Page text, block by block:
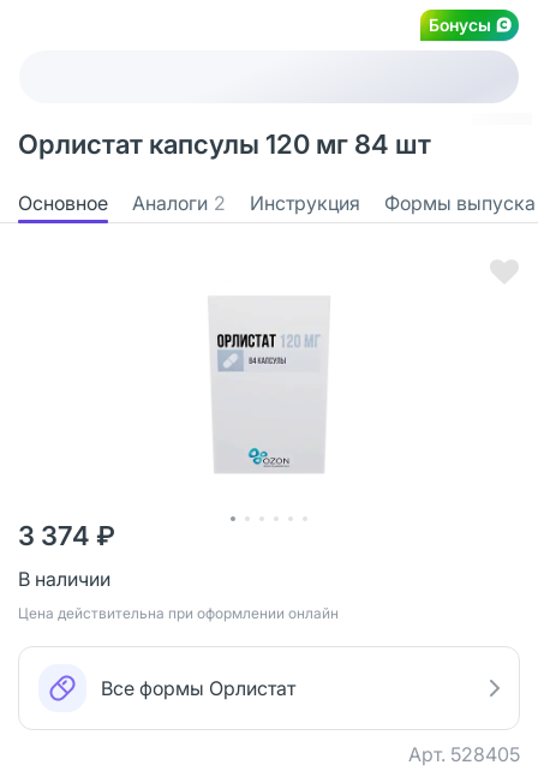
Бонусы
Орлистат капсулы 120 мг 84 шт
Основное Аналоги 2 Инструкция Формы выпуска
3 374 ₽
В наличии
Цена действительна при оформлении онлайн
Все формы Орлистат
Арт. 528405